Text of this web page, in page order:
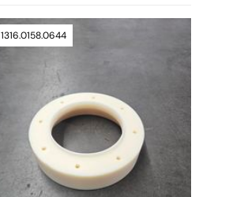
1316.0158.0644